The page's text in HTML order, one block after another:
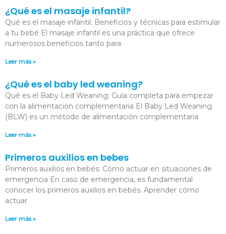
¿Qué es el masaje infantil?
Qué es el masaje infantil: Beneficios y técnicas para estimular
a tu bebé El masaje infantil es una práctica que ofrece
numerosos beneficios tanto para
Leer más »
¿Qué es el baby led weaning?
Qué es el Baby Led Weaning: Guía completa para empezar
con la alimentación complementaria El Baby Led Weaning
(BLW) es un método de alimentación complementaria
Leer más »
Primeros auxilios en bebes
Primeros auxilios en bebés: Cómo actuar en situaciones de
emergencia En caso de emergencia, es fundamental
conocer los primeros auxilios en bebés. Aprender cómo
actuar
Leer más »